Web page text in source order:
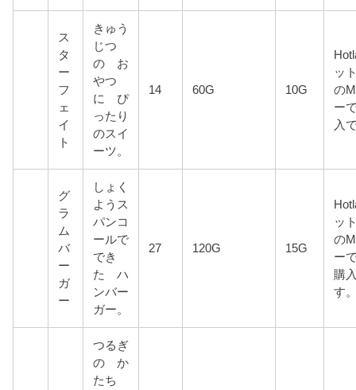
ス
タ
ー
フ
ェ
イ
ト
きゅう
じつ
の お
やつ
に ぴ
ったり
のスイ
ーツ。
14 60G 10G
ッ
の
ー
入
グ
ラ
ム
バ
ー
ガ
ー
しょく
ようス
パンコ
ールで
でき
た ハ
ンバー
ガー。
27 120G 15G
ッ
の
ー
購
す
つるぎ
の か
たち